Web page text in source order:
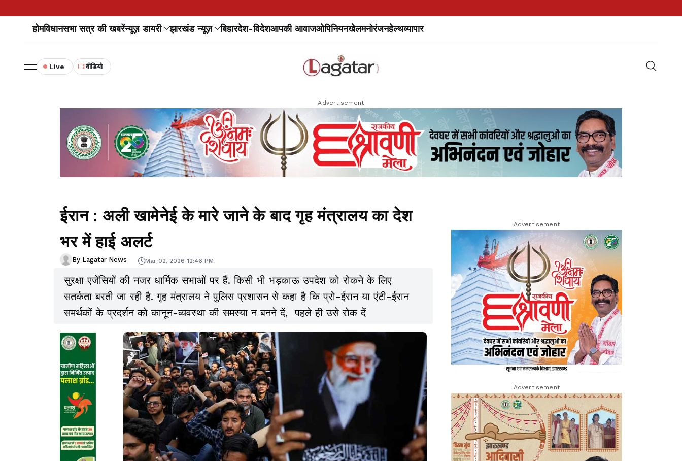
होमविधानसभा सत्र की खबरेंन्यूज़ डायरी झारखंड न्यूज़ बिहारदेश-विदेशआपकी आवाजओपिनियनखेलमनोरंजनहेल्थव्यापार
Live वीडियो
Advertisement
ईरान : अली खामेनेई के मारे जाने के बाद गृह मंत्रालय का देश
भर में हाई अलर्ट
By Lagatar News Mar 02, 2026 12:46 PM
सुरक्षा एजेंसियों की नजर धार्मिक सभाओं पर हैं. किसी भी भड़काऊ उपदेश को रोकने के लिए
सतर्कता बरती जा रही है. गृह मंत्रालय ने पुलिस प्रशासन से कहा है कि प्रो-ईरान या एंटी-ईरान
समर्थकों के प्रदर्शन को कानून-व्यवस्था की समस्या न बनने दें, पहले ही उसे रोक दें
Advertisement
Advertisement